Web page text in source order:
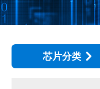
芯片分类